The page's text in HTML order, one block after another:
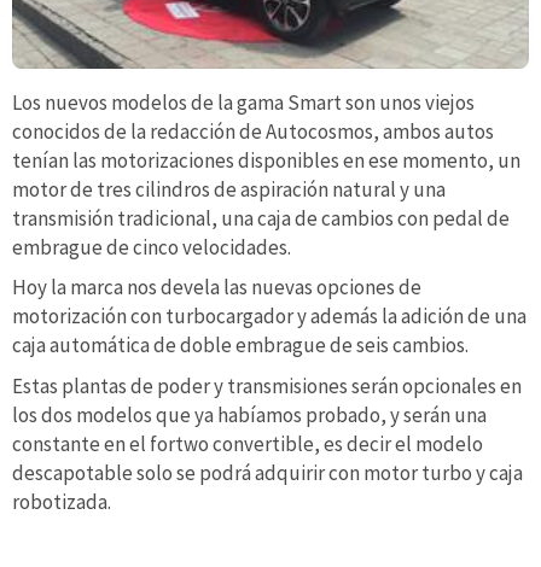
Los nuevos modelos de la gama Smart son unos viejos
conocidos de la redacción de Autocosmos, ambos autos
tenían las motorizaciones disponibles en ese momento, un
motor de tres cilindros de aspiración natural y una
transmisión tradicional, una caja de cambios con pedal de
embrague de cinco velocidades.
Hoy la marca nos devela las nuevas opciones de
motorización con turbocargador y además la adición de una
caja automática de doble embrague de seis cambios.
Estas plantas de poder y transmisiones serán opcionales en
los dos modelos que ya habíamos probado, y serán una
constante en el fortwo convertible, es decir el modelo
descapotable solo se podrá adquirir con motor turbo y caja
robotizada.